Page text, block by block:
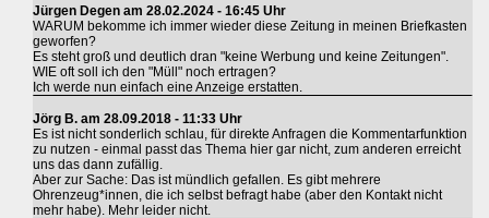
Jürgen Degen am 28.02.2024 - 16:45 Uhr
WARUM bekomme ich immer wieder diese Zeitung in meinen Briefkasten
geworfen?
Es steht groß und deutlich dran "keine Werbung und keine Zeitungen".
WIE oft soll ich den "Müll" noch ertragen?
Ich werde nun einfach eine Anzeige erstatten.
Jörg B. am 28.09.2018 - 11:33 Uhr
Es ist nicht sonderlich schlau, für direkte Anfragen die Kommentarfunktion
zu nutzen - einmal passt das Thema hier gar nicht, zum anderen erreicht
uns das dann zufällig.
Aber zur Sache: Das ist mündlich gefallen. Es gibt mehrere
Ohrenzeug*innen, die ich selbst befragt habe (aber den Kontakt nicht
mehr habe). Mehr leider nicht.